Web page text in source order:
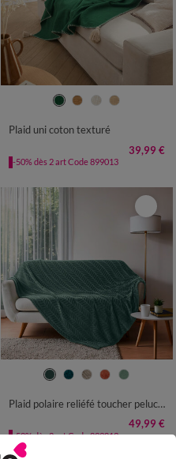
Plaid uni coton texturé
39,99 €
-50% dès 2 art Code 899013
Plaid polaire reliéfé toucher peluche
49,99 €
-50% dès 2 art Code 899013